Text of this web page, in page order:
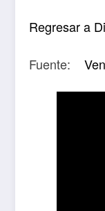
Regresar a
Fuente: